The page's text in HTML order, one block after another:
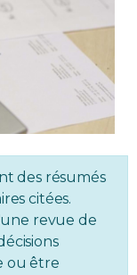
des résumés
citées.
revue de
ou être